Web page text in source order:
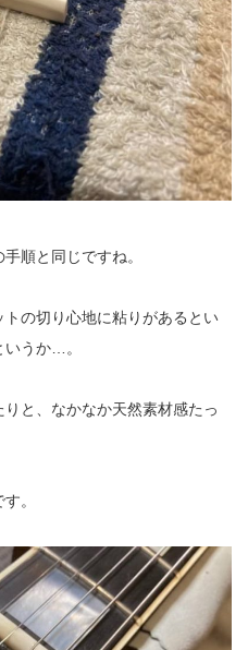
順と同じですね。
の切り心地に粘りがあるとい
いうか…。
と、なかなか天然素材感たっ
。